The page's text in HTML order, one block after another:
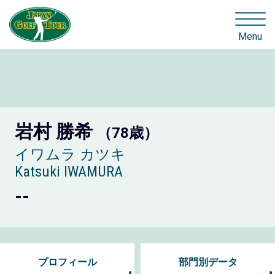
Menu
岩村 勝希
（78歳）
イワムラ カツキ
Katsuki IWAMURA
--
プロフィール 部門別データ